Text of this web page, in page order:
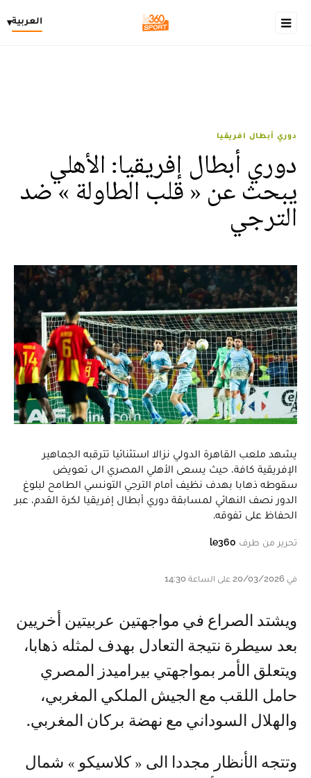
العربية▾
دوري أبطال افريقيا
دوري أبطال إفريقيا: الأهلي
يبحث عن « قلب الطاولة » ضد
الترجي
يشهد ملعب القاهرة الدولي نزالا استثنائيا تترقبه الجماهير
الإفريقية كافة، حيث يسعى الأهلي المصري الى تعويض
سقوطه ذهابا بهدف نظيف أمام الترجي التونسي الطامح لبلوغ
الدور نصف النهائي لمسابقة دوري أبطال إفريقيا لكرة القدم، عبر
الحفاظ على تفوقه.
تحرير من طرف le360
في 20/03/2026 على الساعة 14:30
ويشتد الصراع في مواجهتين عربيتين أخريين
بعد سيطرة نتيجة التعادل بهدف لمثله ذهابا،
ويتعلق الأمر بمواجهتي بيراميدز المصري
حامل اللقب مع الجيش الملكي المغربي،
والهلال السوداني مع نهضة بركان المغربي.
وتتجه الأنظار مجددا الى « كلاسيكو » شمال